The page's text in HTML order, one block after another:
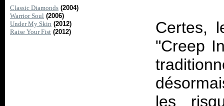
Classic Diamonds (2004)
Warrior Soul (2006)
Under My Skin (2012)
Raise Your Fist (2012)
Certes,
"Creep
les